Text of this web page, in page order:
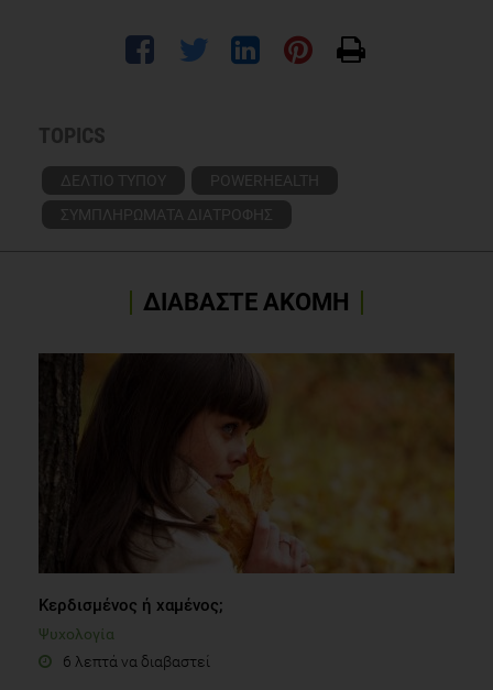
TOPICS
ΔΕΛΤΙΟ ΤΥΠΟΥ
POWERHEALTH
ΣΥΜΠΛΗΡΩΜΑΤΑ ΔΙΑΤΡΟΦΗΣ
ΔΙΑΒΑΣΤΕ ΑΚΟΜΗ
Κερδισμένος ή χαμένος;
Ψυχολογία
6 λεπτά να διαβαστεί